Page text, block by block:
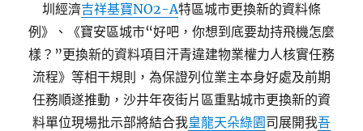
圳經濟吉祥基寶NO2-A特區城市更換新的資料條
例》、《寶安區城市“好吧，你想到底要劫持飛機怎麼
樣？”更換新的資料項目汗青違建物業權力人核實任務
流程》等相干規則，為保證列位業主本身好處及前期
任務順遂推動，沙井年夜街片區重點城市更換新的資
料單位現場批示部將結合我皇龍天朵綠園司展開我吾